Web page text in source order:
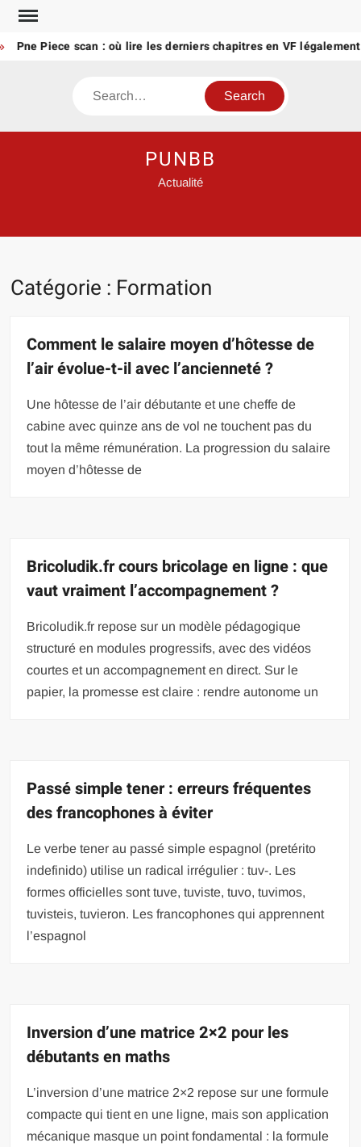
Skip
content
Piece scan : où lire les derniers chapitres en VF légalement ?
Search
PUNBB
Actualité
Catégorie : Formation
Comment le salaire moyen d’hôtesse de
l’air évolue-t-il avec l’ancienneté ?
Une hôtesse de l’air débutante et une cheffe de
cabine avec quinze ans de vol ne touchent pas du
tout la même rémunération. La progression du salaire
moyen d’hôtesse de
Bricoludik.fr cours bricolage en ligne : que
vaut vraiment l’accompagnement ?
Bricoludik.fr repose sur un modèle pédagogique
structuré en modules progressifs, avec des vidéos
courtes et un accompagnement en direct. Sur le
papier, la promesse est claire : rendre autonome un
Passé simple tener : erreurs fréquentes
des francophones à éviter
Le verbe tener au passé simple espagnol (pretérito
indefinido) utilise un radical irrégulier : tuv-. Les
formes officielles sont tuve, tuviste, tuvo, tuvimos,
tuvisteis, tuvieron. Les francophones qui apprennent
l’espagnol
Inversion d’une matrice 2×2 pour les
débutants en maths
L’inversion d’une matrice 2×2 repose sur une formule
compacte qui tient en une ligne, mais son application
mécanique masque un point fondamental : la formule